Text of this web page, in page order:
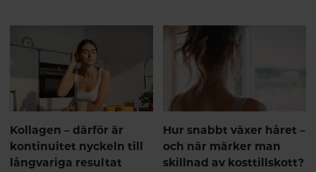
byggstenar över tid. Varför välja
ett multikollagen? Ett
multikollagen kombinerar
kollagen från flera naturliga källor
och innehåller kollagen typ I, II
och III. Eftersom kollagenet är
hydrolyserat bryts det ner till
mindre peptider som kroppen
Kombinationen av flera
kollagenkällor ger dessutom en
produkt som kombinerar flera
typer av kollagen kan erbjuda
bredare stöd än ett enskilt
kollagen. För den som vill
bibehålla rörlighet, styrka och en
aktiv livsstil kan valet av kollagen
därför spela stor roll.
Kollagen – därför är
kontinuitet nyckeln till
långvariga resultat
Hur snabbt växer håret –
och när märker man
skillnad av kosttillskott?